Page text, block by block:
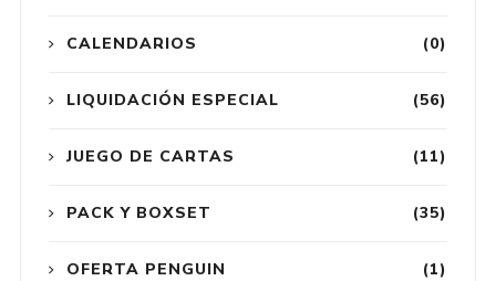
(0)
CALENDARIOS
(56)
LIQUIDACIÓN ESPECIAL
(11)
JUEGO DE CARTAS
(35)
PACK Y BOXSET
(1)
OFERTA PENGUIN